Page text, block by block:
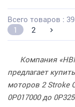
Всего товаров : 39
1
2
Компания
предлагает
моторов 2 Stroke
0P017000 до